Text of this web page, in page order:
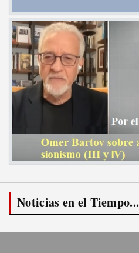
Noticias en el Tiempo...